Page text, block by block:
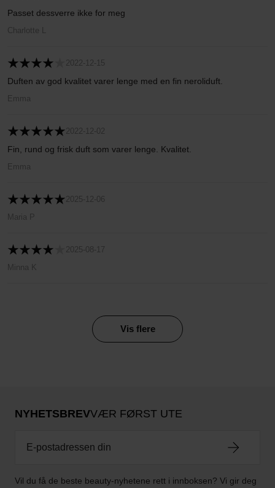
Passet dessverre ikke for meg
Charlotte L
2022-12-15
Duften av god kvalitet varer lenge med en fin neroliduft.
Emma
2022-12-02
Fin, rund og frisk duft som varer lenge. Kvalitet.
Emma
2025-12-06
Maria P
2025-08-17
Minna K
Vis flere
NYHETSBREVVÆR FØRST UTE
Vil du få de beste beauty-nyhetene rett i innboksen? Vi gir deg